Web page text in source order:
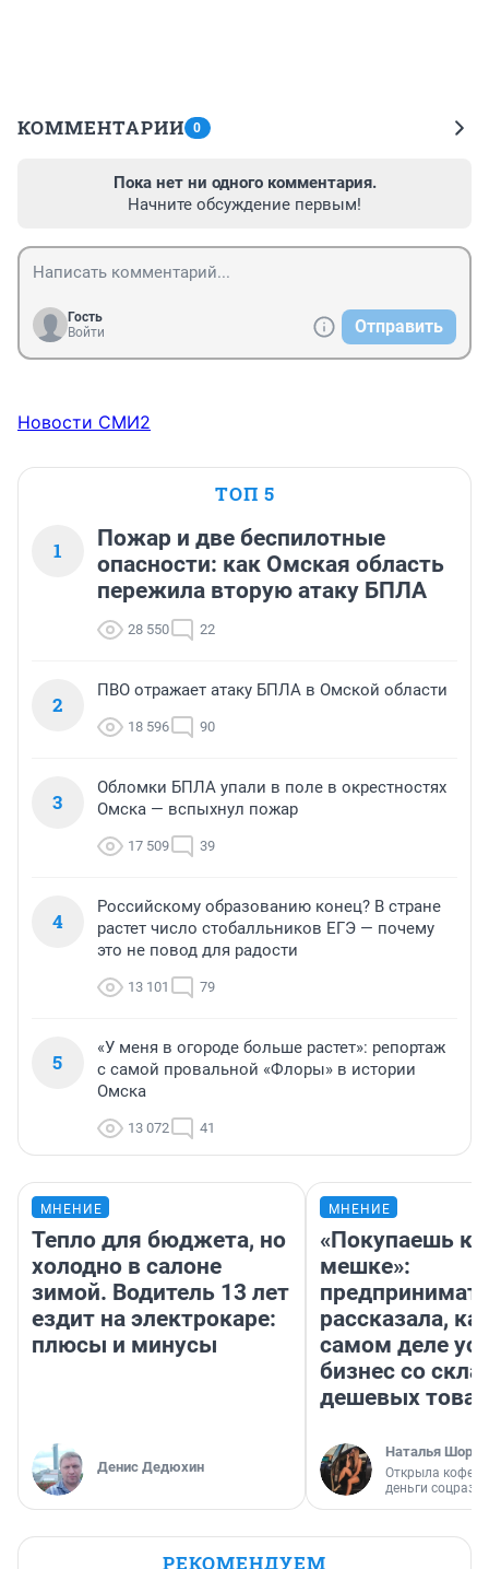
КОММЕНТАРИИ 0
Пока нет ни одного комментария.
Начните обсуждение первым!
Гость
Войти
Отправить
Новости СМИ2
ТОП 5
1
Пожар и две беспилотные
опасности: как Омская область
пережила вторую атаку БПЛА
28 550 22
2
ПВО отражает атаку БПЛА в Омской области
18 596 90
3
Обломки БПЛА упали в поле в окрестностях
Омска — вспыхнул пожар
17 509 39
4
Российскому образованию конец? В стране
растет число стобалльников ЕГЭ — почему
это не повод для радости
13 101 79
5
«У меня в огороде больше растет»: репортаж
с самой провальной «Флоры» в истории
Омска
13 072 41
МНЕНИЕ
Тепло для бюджета, но
холодно в салоне
зимой. Водитель 13 лет
ездит на электрокаре:
плюсы и минусы
Денис Дедюхин
МНЕНИЕ
«Покупаешь
мешке»:
рассказала,
самом деле
бизнес со
дешевых
Наталья
Открыла
деньги
РЕКОМЕНДУЕМ